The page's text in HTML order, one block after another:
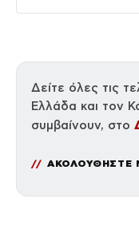
Δείτε όλες τις
Ελλάδα και τον
συμβαίνουν, στο
ΑΚΟΛΟΥΘΗΣΤΕ